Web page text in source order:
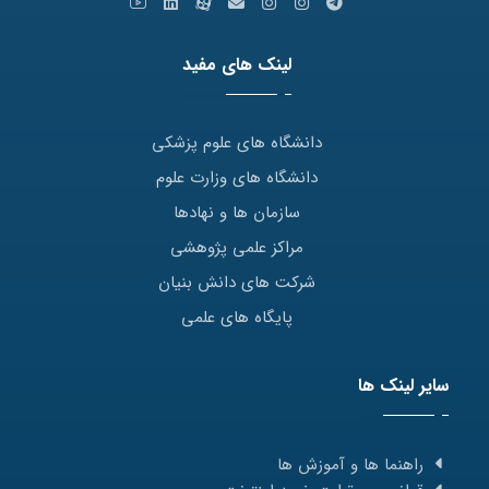
لینک های مفید
دانشگاه های علوم پزشکی
دانشگاه های وزارت علوم
سازمان ها و نهادها
مراکز علمی پژوهشی
شرکت های دانش بنیان
پایگاه های علمی
سایر لینک ها
راهنما ها و آموزش ها